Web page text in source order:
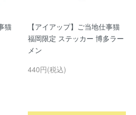
猫
【アイアップ】ご当地仕事猫
福岡限定 ステッカー 博多ラー
メン
440円(税込)